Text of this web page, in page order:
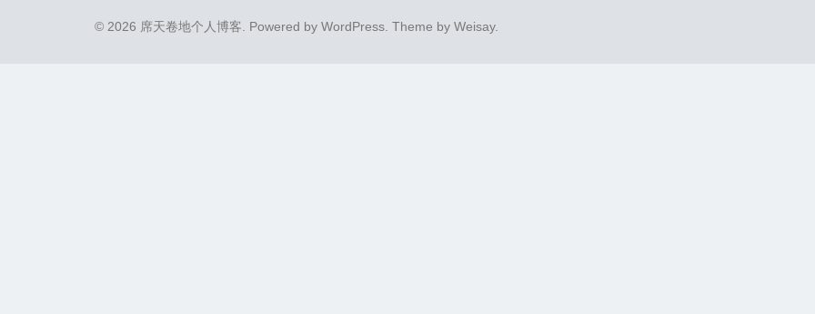
© 2026 席天卷地个人博客. Powered by WordPress. Theme by Weisay.